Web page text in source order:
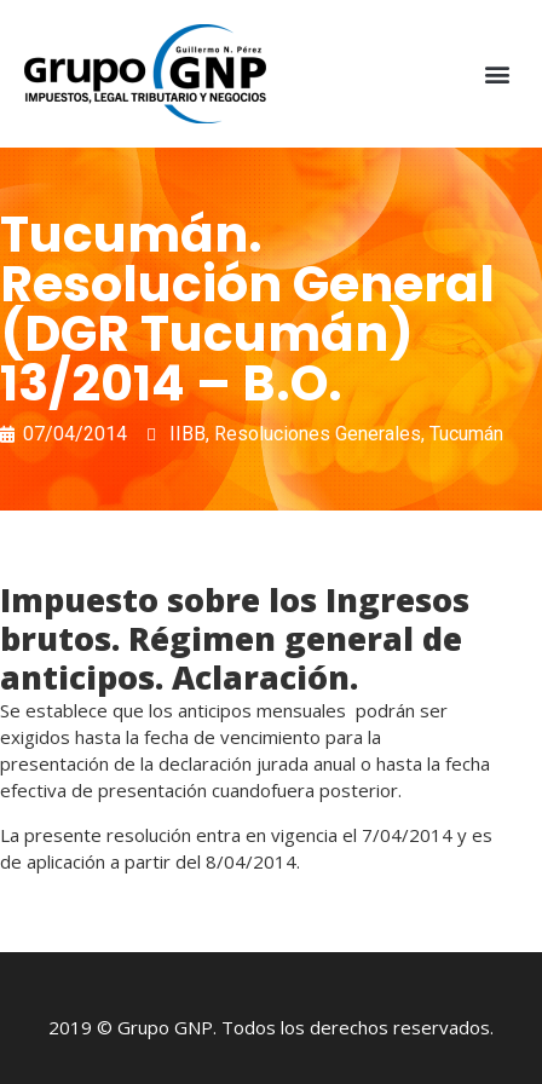
Tucumán.
Resolución General
(DGR Tucumán)
13/2014 – B.O.
07/04/2014 IIBB, Resoluciones Generales,Tucumán
Impuesto sobre los Ingresos
brutos. Régimen general de
anticipos. Aclaración.
Se establece que los anticipos mensuales podrán ser
exigidos hasta la fecha de vencimiento para la
presentación de la declaración jurada anual o hasta la fecha
efectiva de presentación cuandofuera posterior.
La presente resolución entra en vigencia el 7/04/2014 y es
de aplicación a partir del 8/04/2014.
2019 © Grupo GNP. Todos los derechos reservados.